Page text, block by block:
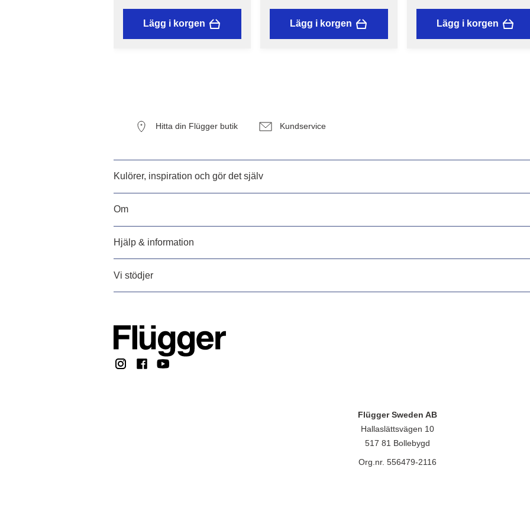
Lägg i korgen Lägg i korgen Lägg i korgen
Hitta din Flügger butik Kundservice
Kulörer, inspiration och gör det själv
Om
Hjälp & information
Vi stödjer
Flügger Sweden AB
Hallaslättsvägen 10
517 81 Bollebygd
Org.nr. 556479-2116